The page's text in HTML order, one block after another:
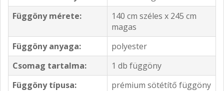
Függöny mérete:
140 cm széles x 245 cm
magas
Függöny anyaga:
polyester
Csomag tartalma:
1 db függöny
Függöny típusa:
prémium sötétítő függöny